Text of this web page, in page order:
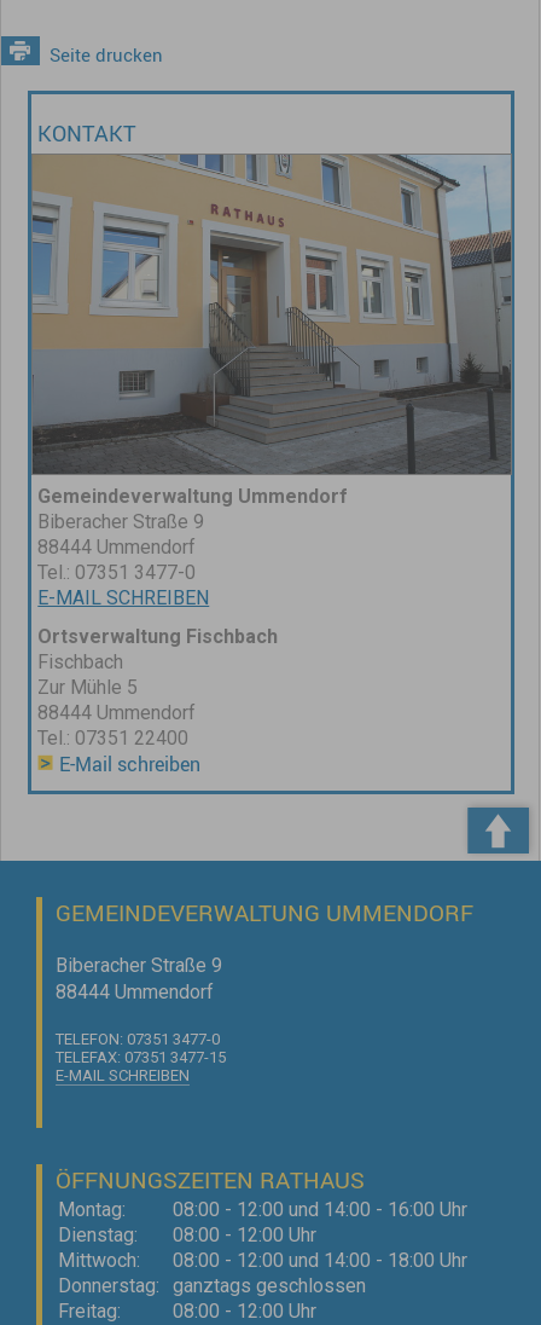
Seite drucken
KONTAKT
Gemeindeverwaltung Ummendorf
Biberacher Straße 9
88444 Ummendorf
Tel.: 07351 3477-0
E-MAIL SCHREIBEN
Ortsverwaltung Fischbach
Fischbach
Zur Mühle 5
88444 Ummendorf
Tel.: 07351 22400
E-Mail schreiben
GEMEINDEVERWALTUNG UMMENDORF
Biberacher Straße 9
88444 Ummendorf
TELEFON: 07351 3477-0
TELEFAX: 07351 3477-15
E-MAIL SCHREIBEN
ÖFFNUNGSZEITEN RATHAUS
Montag:
08:00 - 12:00 und 14:00 - 16:00 Uhr
Dienstag:
08:00 - 12:00 Uhr
Mittwoch:
08:00 - 12:00 und 14:00 - 18:00 Uhr
Donnerstag:
ganztags geschlossen
Freitag:
08:00 - 12:00 Uhr